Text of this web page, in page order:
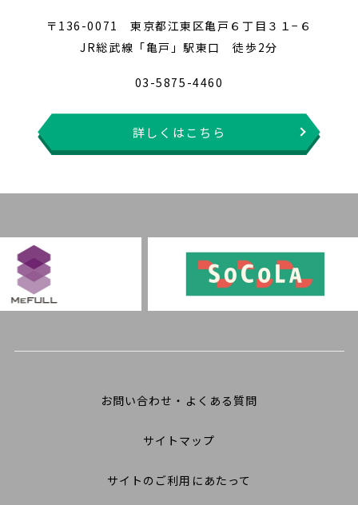
〒136-0071 東京都江東区亀戸６丁目３１−６
JR総武線「亀戸」駅東口 徒歩2分
03-5875-4460
詳しくはこちら
お問い合わせ・よくある質問
サイトマップ
サイトのご利用にあたって